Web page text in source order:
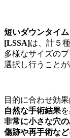
短いダウンタイ
[LSSA]は、計５
多様なサイズの
選択し行うことが
目的に合わせ効
自然な手術結果
非常に小さな穴
傷跡や再手術な